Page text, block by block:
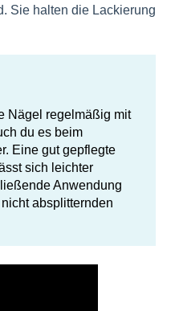
Sie halten die Lackierung
Nägel regelmäßig mit
du es beim
Eine gut gepflegte
sich leichter
Anwendung
absplitternden